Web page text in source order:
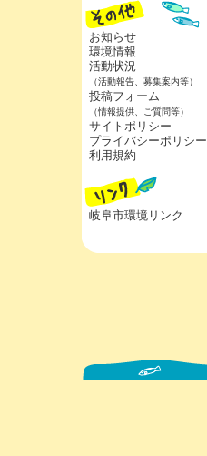
お知らせ
環境情報
活動状況
（活動報告、募集案内等）
投稿フォーム
（情報提供、ご質問等）
サイトポリシー
プライバシーポリシー
利用規約
岐阜市環境リンク